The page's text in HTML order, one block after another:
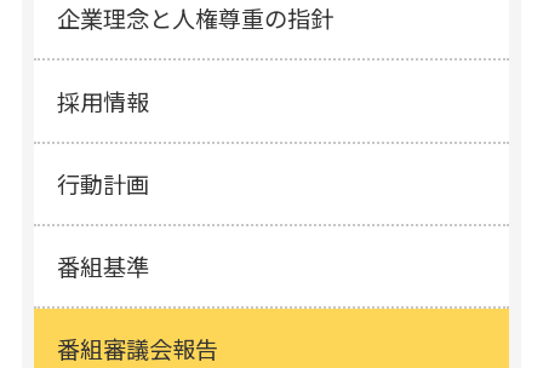
企業理念と人権尊重の指針
採用情報
行動計画
番組基準
番組審議会報告